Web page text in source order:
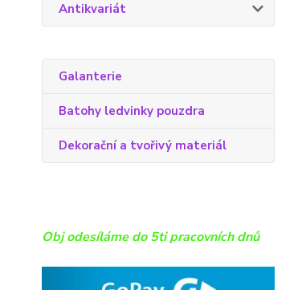
Antikvariát
Galanterie
Batohy ledvinky pouzdra
Dekorační a tvořivý materiál
Obj odesíláme do 5ti pracovních dnů